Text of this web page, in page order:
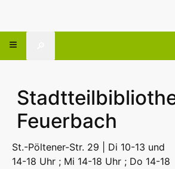
Feuerbach
St.-Pöltener-Str. 29 | Di 10-13 und
14-18 Uhr ; Mi 14-18 Uhr ; Do 14-18